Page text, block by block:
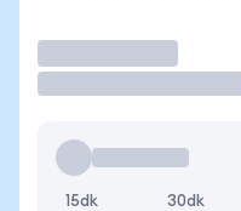
15dk 30dk